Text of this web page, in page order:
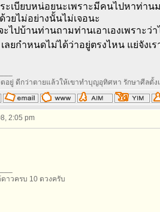
ระเบียบหน่อยนะเพราะมีคนไปหาท่า
วยไม่อย่างนั้นไม่เจอนะ
ะไปบ้านท่านถามท่านเอาเองเพราะ
ลยกำหนดไม่ได้ว่าอยู่ตรงไหน แย่จังเร
ยู่ ดีกว่าตายแล้วให้เขาทำบุญอุทิศหา รักษาศีลตั้ง
2:05 pm
าวครบ 10 ดวงครับ